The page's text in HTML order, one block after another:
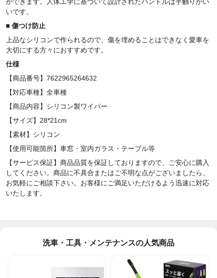
いです。
■ 傷つけ防止
上品なシリコンで作られるので、傷を埋めることはできなく愛車を
大切にする方々におすすめです。
仕様
【商品番号】7622965264632
【対応車種】全車種
【商品内容】シリコン製ワイパー
【サイズ】28*21cm
【素材】シリコン
【使用可能箇所】車窓・室内ガラス・テーブル等
【サービス保証】商品品質を保証しておりますので、ご安心に購入
してください。商品に不具合またはご不明な点がございましたら、
お気軽にご相談下さい。お客様にご満足いただけるよう迅速に対応
いたします。
洗車・工具・メンテナンスの人気商品